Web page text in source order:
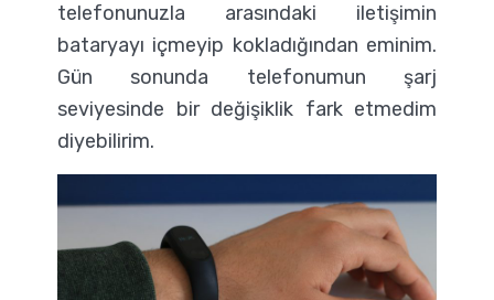
telefonunuzla arasındaki iletişimin
bataryayı içmeyip kokladığından eminim.
Gün sonunda telefonumun şarj
seviyesinde bir değişiklik fark etmedim
diyebilirim.